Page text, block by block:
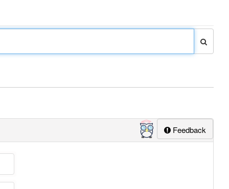
Feedback